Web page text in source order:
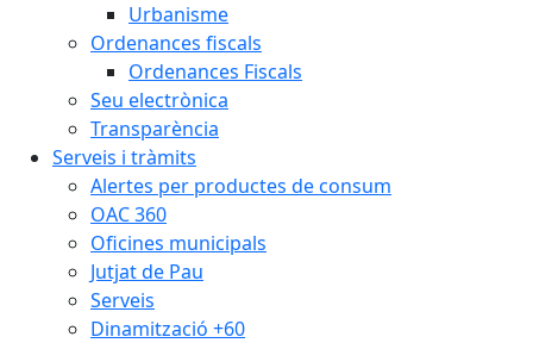
Urbanisme
Ordenances fiscals
Ordenances Fiscals
Seu electrònica
Transparència
Serveis i tràmits
Alertes per productes de consum
OAC 360
Oficines municipals
Jutjat de Pau
Serveis
Dinamització +60